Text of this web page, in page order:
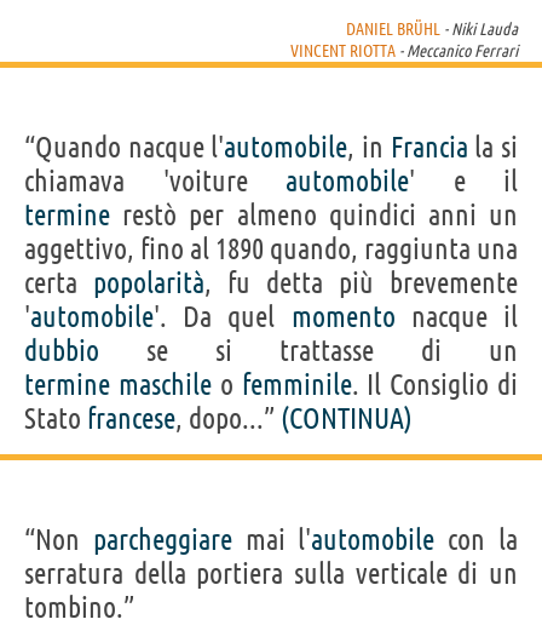
DANIEL BRÜHL - Niki Lauda
VINCENT RIOTTA - Meccanico Ferrari
“Quando nacque l'automobile, in Francia la si
chiamava 'voiture automobile' e il
termine restò per almeno quindici anni un
aggettivo, fino al 1890 quando, raggiunta una
certa popolarità, fu detta più brevemente
'automobile'. Da quel momento nacque il
dubbio se si trattasse di un
termine maschileo femminile. Il Consiglio di
Stato francese, dopo...” (CONTINUA)
“Non parcheggiaremai l'automobile con la
serratura della portiera sulla verticale di un
tombino.”